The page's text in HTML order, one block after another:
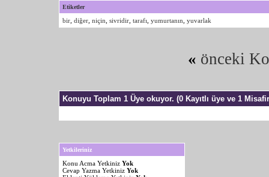
Etiketler
bir diğer niçin sivridir tarafı yumurtanın yuvarlak
« önceki
Konuyu Toplam 1 Üye okuyor. (0 Kayıtlı üye ve 1
Yetkileriniz
Konu Acma Yetkiniz Yok
Cevap Yazma Yetkiniz Yok